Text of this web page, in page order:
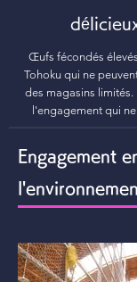
Œufs fécondés
Tohoku qui ne
des magasins
l'engagement qui
Engagement